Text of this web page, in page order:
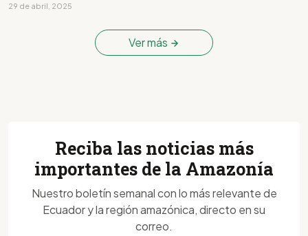
29 de abril, 2025
Ver más
Reciba las noticias más
importantes de la Amazonía
Nuestro boletín semanal con lo más relevante de
Ecuador y la región amazónica, directo en su
correo.